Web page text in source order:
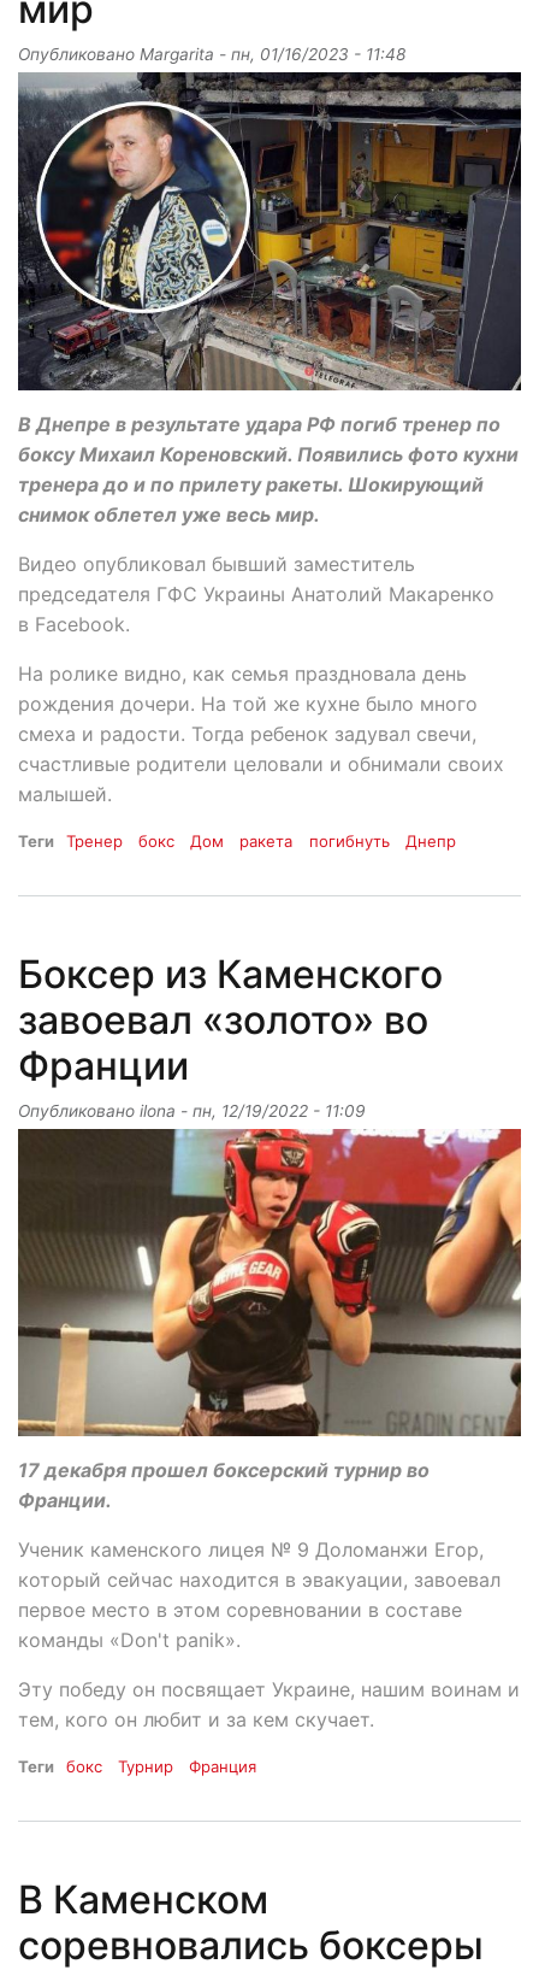
Опубликовано Margarita - пн, 01/16/2023 - 11:48
В Днепре в результате удара РФ погиб тренер по
боксу Михаил Кореновский. Появились фото кухни
тренера до и по прилету ракеты. Шокирующий
снимок облетел уже весь мир.
Видео опубликовал бывший заместитель
председателя ГФС Украины Анатолий Макаренко
в Facebook.
На ролике видно, как семья праздновала день
рождения дочери. На той же кухне было много
смеха и радости. Тогда ребенок задувал свечи,
счастливые родители целовали и обнимали своих
малышей.
Теги Тренер бокс Дом ракета погибнуть Днепр
Боксер из Каменского
завоевал «золото» во
Франции
Опубликовано ilona - пн, 12/19/2022 - 11:09
17 декабря прошел боксерский турнир во
Франции.
Ученик каменского лицея № 9 Доломанжи Егор,
который сейчас находится в эвакуации, завоевал
первое место в этом соревновании в составе
команды «Don't panik».
Эту победу он посвящает Украине, нашим воинам и
тем, кого он любит и за кем скучает.
Теги бокс Турнир Франция
В Каменском
соревновались боксеры